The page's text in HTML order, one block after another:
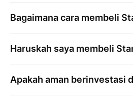
Bagaimana cara membeli
Haruskah saya membeli
Apakah aman berinvestasi